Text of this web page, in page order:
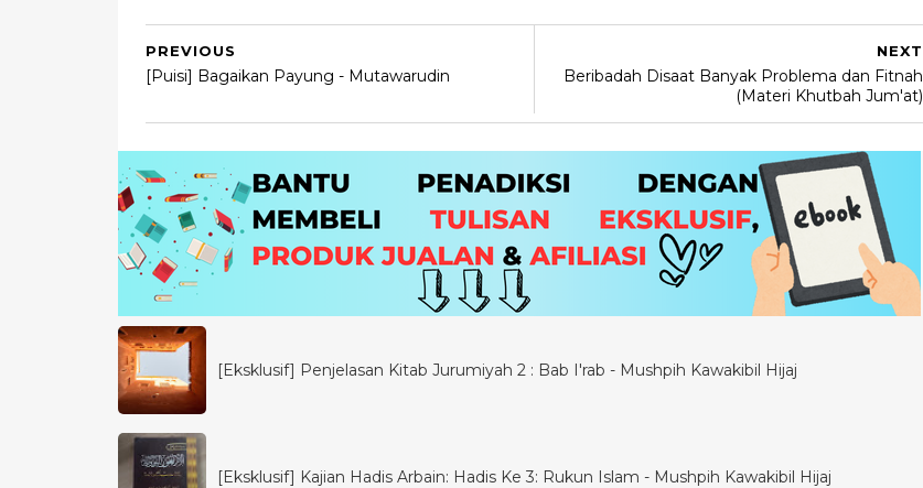
NEXT
Beribadah Disaat Banyak Problema dan Fitnah
(Materi Khutbah Jum'at)
PREVIOUS
[Puisi] Bagaikan Payung - Mutawarudin
[Eksklusif] Penjelasan Kitab Jurumiyah 2 : Bab I'rab - Mushpih Kawakibil Hijaj
[Eksklusif] Kajian Hadis Arbain: Hadis Ke 3: Rukun Islam - Mushpih Kawakibil Hijaj